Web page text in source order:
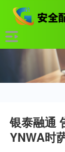
银泰融通
YNWA时